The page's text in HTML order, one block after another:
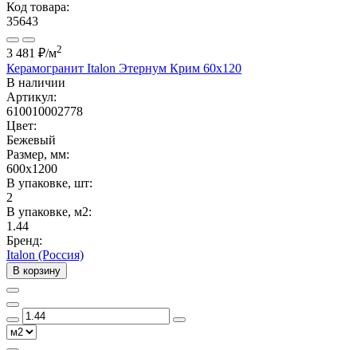
Код товара:
35643
3 481 ₽/м2
Керамогранит Italon Этернум Крим 60x120
В наличии
Артикул:
610010002778
Цвет:
Бежевый
Размер, мм:
600x1200
В упаковке, шт:
2
В упаковке, м2:
1.44
Бренд:
Italon (Россия)
В корзину